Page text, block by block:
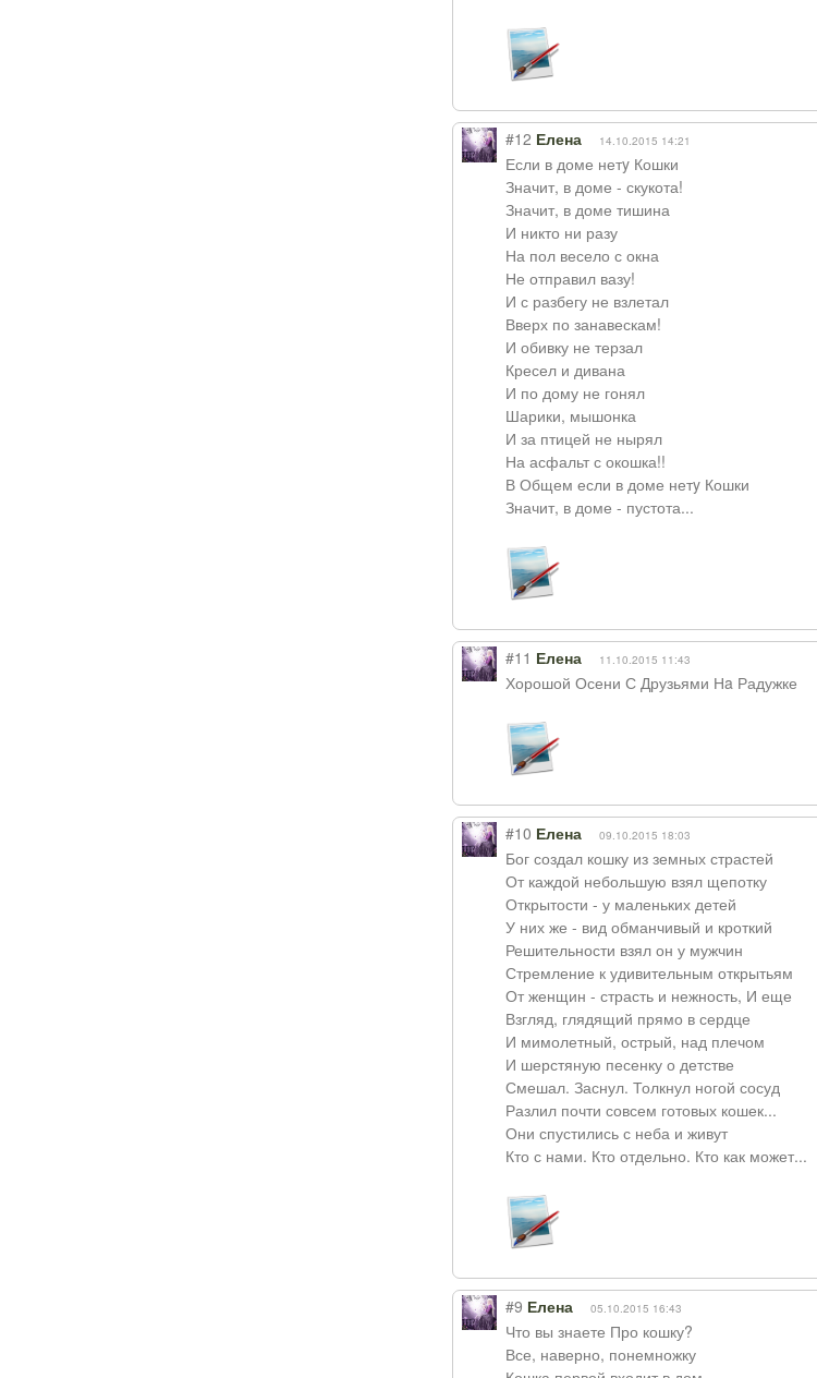
#12 Елена 14.10.2015 14:21
Если в доме нетy Кошки
Значит, в доме - скукота!
Значит, в доме тишина
И никто ни разу
На пол весело с окна
Не отправил вазу!
И с разбегу не взлетал
Вверх по занавескам!
И обивку не терзал
Кресел и дивана
И по дому не гонял
Шарики, мышонка
И за птицей не нырял
На асфальт с окошка!!
В Общем если в доме нетy Кошки
Значит, в доме - пустота...
#11 Елена 11.10.2015 11:43
Хорошой Осени С Друзьями Нa Радужке
#10 Елена 09.10.2015 18:03
Бог создал кошку из земных страстей
От каждой небольшую взял щепотку
Открытости - у маленьких детей
У них же - вид обманчивый и кроткий
Решительности взял он у мужчин
Стремление к удивительным открытьям
От женщин - страсть и нежность, И еще
Взгляд, глядящий прямо в сердце
И мимолетный, острый, над плечом
И шерстяную песенку о детстве
Смешал. Заснул. Толкнул ногой сосуд
Разлил почти совсем готовых кошек...
Они спустились с неба и живут
Кто с нами. Кто отдельно. Кто как может...
#9 Елена 05.10.2015 16:43
Что вы знаете Про кошку?
Все, наверно, понемножку